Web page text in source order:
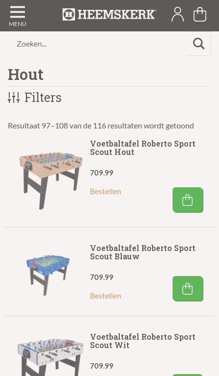
Zoeken...
Hout
Filters
Resultaat 97–108 van de 116 resultaten wordt getoond
Voetbaltafel Roberto Sport
Scout Hout
Bestellen
709.99
Voetbaltafel Roberto Sport
Scout Blauw
Bestellen
709.99
Voetbaltafel Roberto Sport
Scout Wit
709.99